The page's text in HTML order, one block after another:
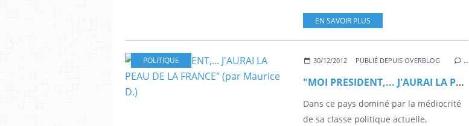
EN SAVOIR PLUS
POLITIQUE 30/12/2012 PUBLIÉ DEPUIS OVERBLOG …
"MOI PRESIDENT,... J'AURAI LA PEAU DE LA FRANCE" (par Maurice D.)
Dans ce pays dominé par la médiocrité
de sa classe politique actuelle,